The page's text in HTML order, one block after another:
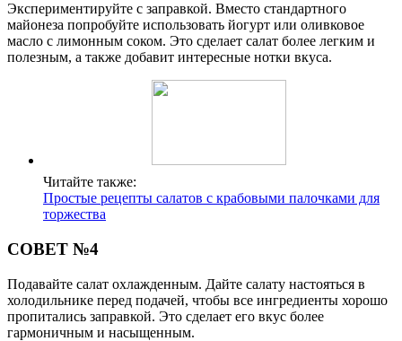
Экспериментируйте с заправкой. Вместо стандартного
майонеза попробуйте использовать йогурт или оливковое
масло с лимонным соком. Это сделает салат более легким и
полезным, а также добавит интересные нотки вкуса.
Читайте также:
Простые рецепты салатов с крабовыми палочками для
торжества
СОВЕТ №4
Подавайте салат охлажденным. Дайте салату настояться в
холодильнике перед подачей, чтобы все ингредиенты хорошо
пропитались заправкой. Это сделает его вкус более
гармоничным и насыщенным.